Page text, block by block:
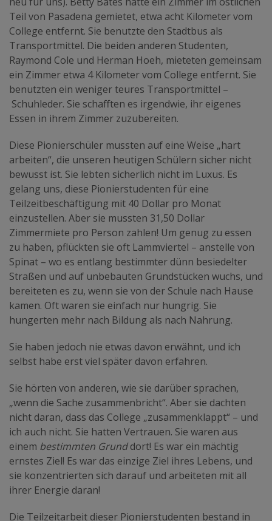
Teil von Pasadena gemietet, etwa acht Kilometer vom
College entfernt. Sie benutzte den Stadtbus als
Transportmittel. Die beiden anderen Studenten,
Raymond Cole und Herman Hoeh, mieteten gemeinsam
ein Zimmer etwa 4 Kilometer vom College entfernt. Sie
benutzten ein weniger teures Transportmittel –
Schuhleder. Sie schafften es irgendwie, ihr eigenes
Essen in ihrem Zimmer zuzubereiten.
Diese Pionierschüler mussten auf eine Weise „hart
arbeiten“, die unseren heutigen Schülern sicher nicht
bewusst ist. Sie lebten sicherlich nicht im Luxus. Es
gelang uns, diese Pionierstudenten für eine
Teilzeitbeschäftigung mit 40 Dollar pro Monat
einzustellen. Aber sie mussten 31,50 Dollar
Zimmermiete pro Person zahlen! Um genug zu essen
zu haben, pflückten sie oft Lammviertel – anstelle von
Spinat – wo es entlang bestimmter dünn besiedelter
Straßen und auf unbebauten Grundstücken wuchs, und
bereiteten es zu, wenn sie von der Schule nach Hause
kamen. Oft waren sie einfach nur hungrig. Sie
hungerten mehr nach Bildung als nach Nahrung.
Sie haben jedoch nie etwas davon erwähnt, und ich
selbst habe erst viel später davon erfahren.
Sie hörten von anderen, wie sie darüber sprachen,
„wenn die Sache zusammenbricht“. Aber sie dachten
nicht daran, dass das College „zusammenklappt“ – und
ich auch nicht. Sie hatten Vertrauen. Sie waren aus
einem bestimmten Grunddort! Es war ein mächtig
ernstes Ziel! Es war das einzige Ziel ihres Lebens, und
sie konzentrierten sich darauf und arbeiteten mit all
ihrer Energie daran!
Die Teilzeitarbeit dieser Pionierstudenten bestand in